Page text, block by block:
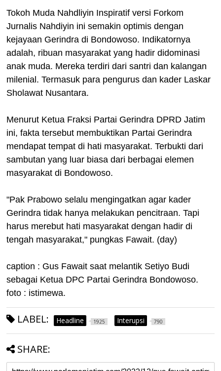
Tokoh Muda Nahdliyin Inspiratif versi Forkom
Jurnalis Nahdiyin ini semakin optimis dengan
kejayaan Gerindra di Bondowoso. Indikatornya
adalah, ribuan masyarakat yang hadir didominasi
anak muda. Mereka terdiri dari santri dan kalangan
milenial. Termasuk para pengurus dan kader Laskar
Sholawat Nusantara.
Menurut Ketua Fraksi Partai Gerindra DPRD Jatim
ini, fakta tersebut membuktikan Partai Gerindra
mendapat tempat di hati masyarakat. Terbukti dari
sambutan yang luar biasa dari berbagai elemen
masyarakat di Bondowoso.
"Pak Prabowo selalu mengingatkan agar kader
Gerindra tidak hanya melakukan pencitraan. Tapi
harus merebut hati masyarakat dengan hadir di
tengah masyarakat," pungkas Fawait. (day)
caption : Gus Fawait saat melantik Setiyo Budi
sebagai Ketua DPC Partai Gerindra Bondowoso.
foto : istimewa.
LABEL: Headline 1925 Interupsi 790
SHARE: